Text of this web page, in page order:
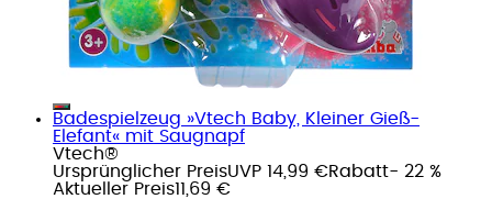
Badespielzeug »Vtech Baby, Kleiner Gieß-
Elefant« mit Saugnapf
Vtech®
Ursprünglicher PreisUVP 14,99 €Rabatt- 22 %
Aktueller Preis11,69 €